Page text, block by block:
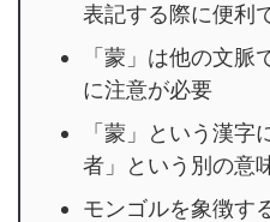
表記する際に便利
「蒙」は他の文脈
に注意が必要
「蒙」という漢字
者」という別の意
モンゴルを象徴す